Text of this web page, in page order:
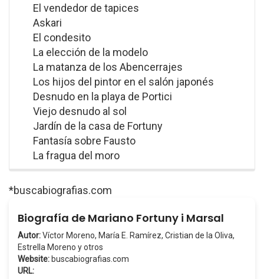
El vendedor de tapices
Askari
El condesito
La elección de la modelo
La matanza de los Abencerrajes
Los hijos del pintor en el salón japonés
Desnudo en la playa de Portici
Viejo desnudo al sol
Jardín de la casa de Fortuny
Fantasía sobre Fausto
La fragua del moro
*buscabiografias.com
Biografía de Mariano Fortuny i Marsal
Autor:Víctor Moreno, María E. Ramírez, Cristian de la Oliva,
Estrella Moreno y otros
Website: buscabiografias.com
URL: